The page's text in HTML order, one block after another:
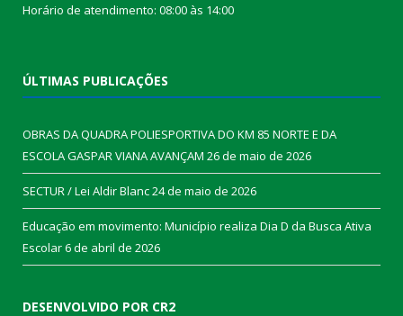
Horário de atendimento: 08:00 às 14:00
ÚLTIMAS PUBLICAÇÕES
OBRAS DA QUADRA POLIESPORTIVA DO KM 85 NORTE E DA
ESCOLA GASPAR VIANA AVANÇAM 26 de maio de 2026
SECTUR / Lei Aldir Blanc24 de maio de 2026
Educação em movimento: Município realiza Dia D da Busca Ativa
Escolar6 de abril de 2026
DESENVOLVIDO POR CR2